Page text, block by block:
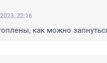
22:16
как можно